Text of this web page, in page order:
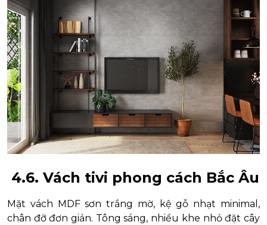
4.6. Vách tivi phong cách Bắc Âu
Mặt vách MDF sơn trắng mờ, kệ gỗ nhạt minimal,
chân đỡ đơn giản. Tông sáng, nhiều khe nhỏ đặt cây